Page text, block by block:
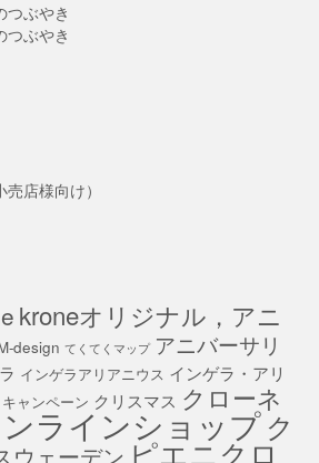
つぶやき
つぶやき
店様向け）
kroneオリジナル，アニ
design てくてくマップ アニバーサリ
インゲラアリアニウス インゲラ・アリ
キャンペーン クリスマス クローネ
ラインショップク
ウェーデン ピエニクロ